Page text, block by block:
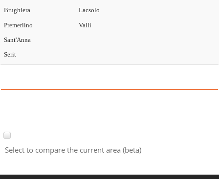
Brughiera
Lacsolo
Premerlino
Sant'Anna
Serit
Valli
Select to compare the current area (beta)